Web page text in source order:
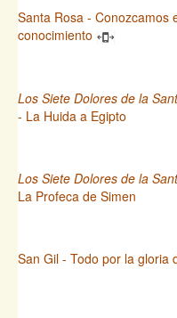
Santa Rosa - Conozcamos
conocimiento
Los Siete Dolores de la
- La Huida a Egipto
Los Siete Dolores de la
La Profeca de Simen
San Gil - Todo por la gloria